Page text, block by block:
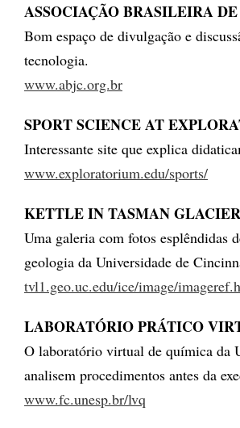
ASSOCIAÇÃO BRASILEIRA
Bom espaço de divulgação e
tecnologia.
www.abjc.org.br
SPORT SCIENCE AT
Interessante site que explica
www.exploratorium.edu/sports/
KETTLE IN TASMAN GLACIER
Uma galeria com fotos esplêndidas
geologia da Universidade de
tvl1.geo.uc.edu/ice/image/
LABORATÓRIO PRÁTICO
O laboratório virtual de química da
analisem procedimentos antes da
www.fc.unesp.br/lvq